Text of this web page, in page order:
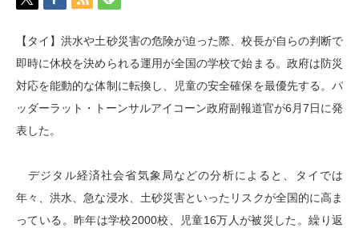
【タイ】洪水や土砂災害の危険が迫った際、校長が自らの判断で
即時に休校を決められる運用が全国の学校で始まる。政府は防災
対応を能動的な体制に転換し、児童の安全確保を最優先する。パ
ッダーラット・トーンサルアイコーン政府副報道官が6月7日に発
表した。
デジタル経済社会省気象局などの分析によると、タイでは
年々、洪水、急な浸水、土砂災害といったリスクが全国的に高ま
っている。昨年は学校2000校、児童16万人が被災した。繰り返